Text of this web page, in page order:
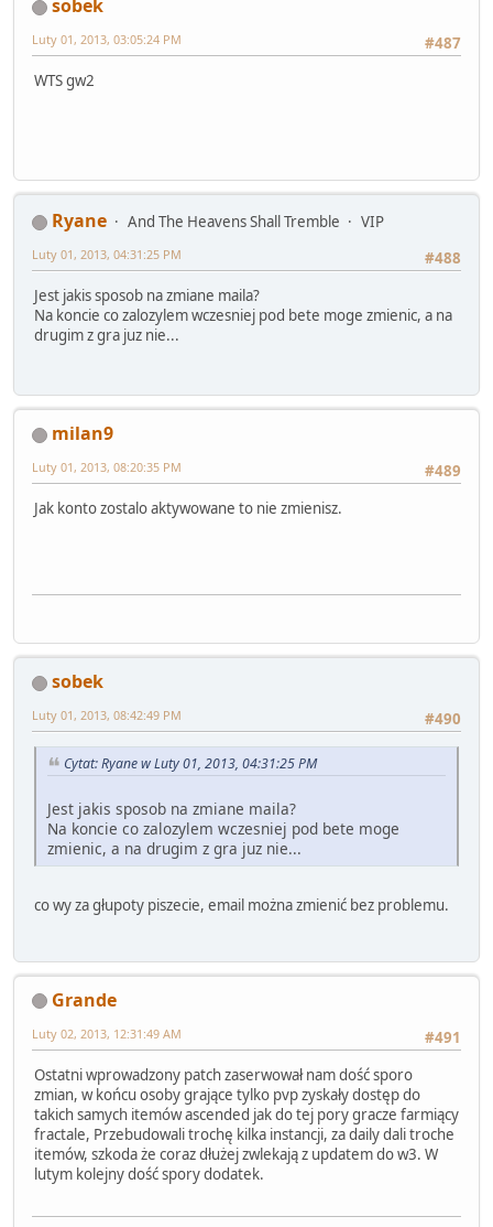
sobek
#487
Luty 01, 2013, 03:05:24 PM
WTS gw2
Ryane And The Heavens Shall Tremble
VIP
#488
Luty 01, 2013, 04:31:25 PM
Jest jakis sposob na zmiane maila?
Na koncie co zalozylem wczesniej pod bete moge zmienic, a na
drugim z gra juz nie...
milan9
#489
Luty 01, 2013, 08:20:35 PM
Jak konto zostalo aktywowane to nie zmienisz.
sobek
#490
Luty 01, 2013, 08:42:49 PM
Cytat: Ryane w Luty 01, 2013, 04:31:25 PM
Jest jakis sposob na zmiane maila?
Na koncie co zalozylem wczesniej pod bete moge
zmienic, a na drugim z gra juz nie...
co wy za głupoty piszecie, email można zmienić bez problemu.
Grande
#491
Luty 02, 2013, 12:31:49 AM
Ostatni wprowadzony patch zaserwował nam dość sporo
zmian, w końcu osoby grające tylko pvp zyskały dostęp do
takich samych itemów ascended jak do tej pory gracze farmiący
fractale, Przebudowali trochę kilka instancji, za daily dali troche
itemów, szkoda że coraz dłużej zwlekają z updatem do w3. W
lutym kolejny dość spory dodatek.